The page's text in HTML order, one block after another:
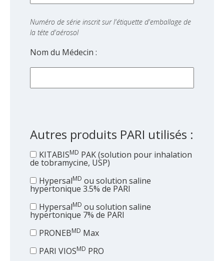
Numéro de série inscrit sur l'étiquette d'emballage de
la téte d'aérosol
Nom du Médecin :
Autres produits PARI utilisés :
KITABISMD PAK (solution pour inhalation
de tobramycine, USP)
HypersalMD ou solution saline
hypertonique 3.5% de PARI
HypersalMD ou solution saline
hypertonique 7% de PARI
PRONEBMD Max
PARI VIOSMD PRO